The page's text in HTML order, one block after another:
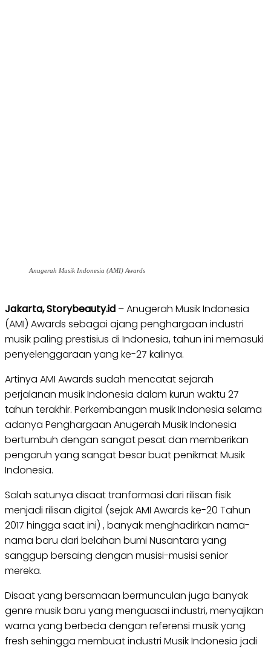
Anugerah Musik Indonesia (AMI) Awards
Jakarta, Storybeauty.id – Anugerah Musik Indonesia
(AMI) Awards sebagai ajang penghargaan industri
musik paling prestisius di Indonesia, tahun ini memasuki
penyelenggaraan yang ke-27 kalinya.
Artinya AMI Awards sudah mencatat sejarah
perjalanan musik Indonesia dalam kurun waktu 27
tahun terakhir. Perkembangan musik Indonesia selama
adanya Penghargaan Anugerah Musik Indonesia
bertumbuh dengan sangat pesat dan memberikan
pengaruh yang sangat besar buat penikmat Musik
Indonesia.
Salah satunya disaat tranformasi dari rilisan fisik
menjadi rilisan digital (sejak AMI Awards ke-20 Tahun
2017 hingga saat ini) , banyak menghadirkan nama-
nama baru dari belahan bumi Nusantara yang
sanggup bersaing dengan musisi-musisi senior
mereka.
Disaat yang bersamaan bermunculan juga banyak
genre musik baru yang menguasai industri, menyajikan
warna yang berbeda dengan referensi musik yang
fresh sehingga membuat industri Musik Indonesia jadi